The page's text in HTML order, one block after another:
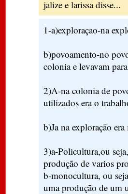
jalize e larissa disse...
1-a)exploraçao-na
b)povoamento-no
colonia e levavam
2)A-na colonia de
utilizados era o
b)Ja na exploração
3)a-Policultura,ou
produção de varios
b-monocultura, ou
uma produção de um